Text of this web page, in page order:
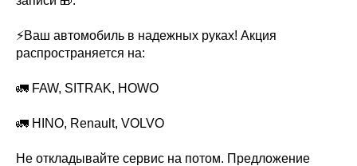
⚡Ваш автомобиль в надежных руках! Акция
распространяется на:
🚛 FAW, SITRAK, HOWO
🚛 HINO, Renault, VOLVO
Не откладывайте сервис на потом. Предложение